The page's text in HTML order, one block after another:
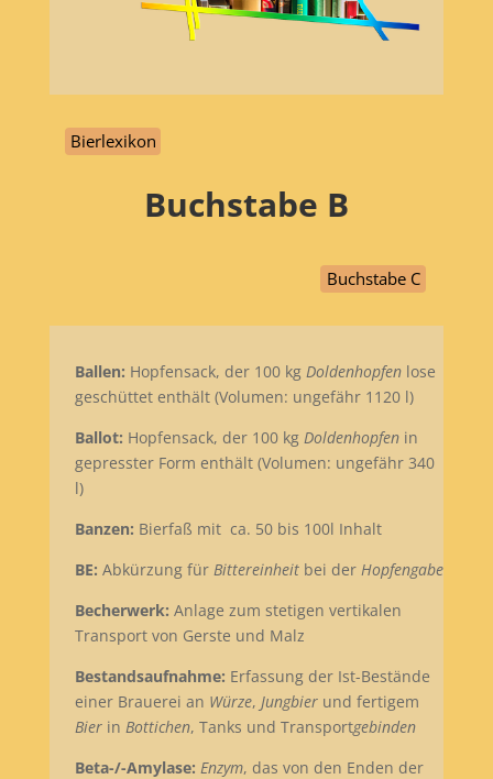
Bierlexikon
Buchstabe B
Buchstabe C
Ballen: Hopfensack, der 100 kg Doldenhopfenlose
geschüttet enthält (Volumen: ungefähr 1120 l)
Ballot: Hopfensack, der 100 kg Doldenhopfenin
gepresster Form enthält (Volumen: ungefähr 340
l)
Banzen: Bierfaß mit ca. 50 bis 100l Inhalt
BE: Abkürzung für Bittereinheitbei der Hopfengabe
Becherwerk: Anlage zum stetigen vertikalen
Transport von Gerste und Malz
Bestandsaufnahme: Erfassung der Ist-Bestände
einer Brauerei an Würze, Jungbierund fertigem
Bierin Bottichen, Tanks und Transportgebinden
Beta-/-Amylase: Enzym, das von den Enden der